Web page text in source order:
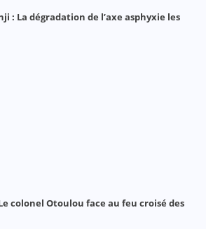
: La dégradation de l’axe asphyxie les
colonel Otoulou face au feu croisé des